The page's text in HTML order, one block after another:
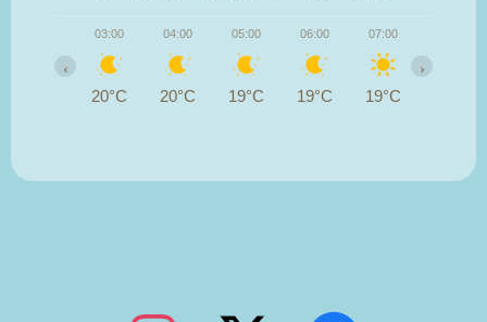
03:00
20°C
04:00
20°C
05:00
19°C
06:00
19°C
07:00
19°C
‹ ›